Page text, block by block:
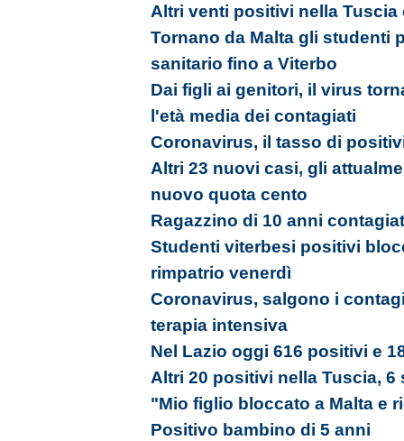
Altri venti positivi nella
Tornano da Malta gli studenti
sanitario fino a Viterbo
Dai figli ai genitori, il virus
l'età media dei contagiati
Coronavirus, il tasso di
Altri 23 nuovi casi, gli
nuovo quota cento
Ragazzino di 10 anni
Studenti viterbesi positivi
rimpatrio venerdì
Coronavirus, salgono i
terapia intensiva
Nel Lazio oggi 616 positivi e
Altri 20 positivi nella Tuscia, 6
"Mio figlio bloccato a Malta e
Positivo bambino di 5 anni